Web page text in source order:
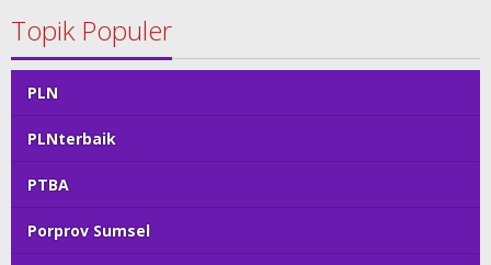
Topik Populer
PLN
PLNterbaik
PTBA
Porprov Sumsel